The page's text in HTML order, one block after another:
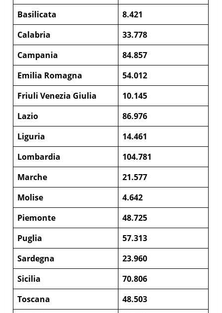
Basilicata
8.421
Calabria
33.778
Campania
84.857
Emilia Romagna
54.012
Friuli Venezia Giulia
10.145
Lazio
86.976
Liguria
14.461
Lombardia
104.781
Marche
21.577
Molise
4.642
Piemonte
48.725
Puglia
57.313
Sardegna
23.960
Sicilia
70.806
Toscana
48.503